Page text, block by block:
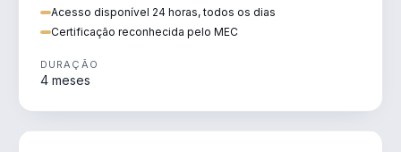
Acesso disponível 24 horas, todos os dias
Certificação reconhecida pelo MEC
DURAÇÃO
4 meses